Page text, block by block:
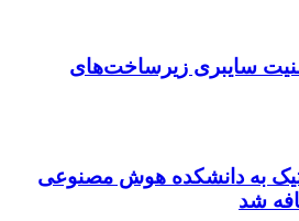
سایبری زیرساخت‌های
به دانشکده هوش مصنوعی
شد